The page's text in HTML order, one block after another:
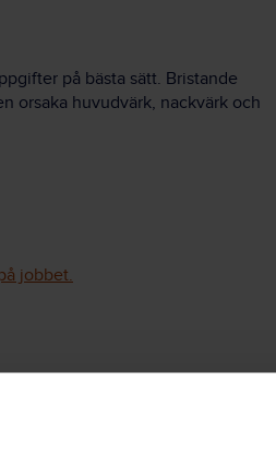
på bästa sätt. Bristande
orsaka huvudvärk, nackvärk och
jobbet.
åtgärder, som mikrofon eller
att det finns balans i arbetet